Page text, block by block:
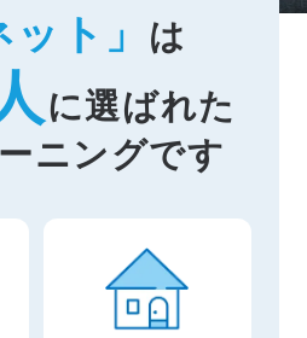
ット」 は
に選ばれた
ニングです